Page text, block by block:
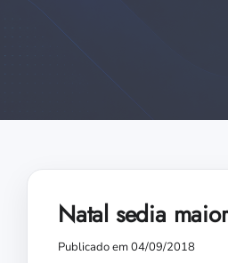
Natal sedia
Publicado em 04/09/2018